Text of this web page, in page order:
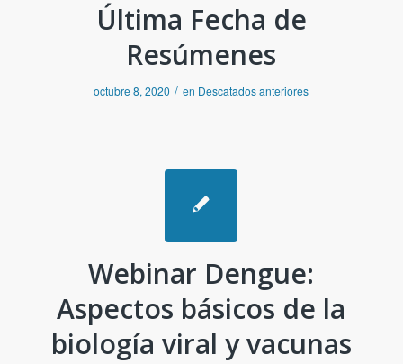
Última Fecha de
Resúmenes
octubre 8, 2020 / en Descatados anteriores
Webinar Dengue:
Aspectos básicos de la
biología viral y vacunas